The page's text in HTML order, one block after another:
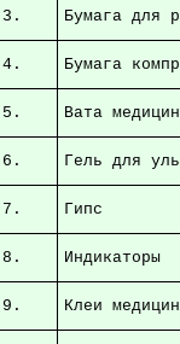
3.
4.
5.
6. Гель
7.
8.
9.